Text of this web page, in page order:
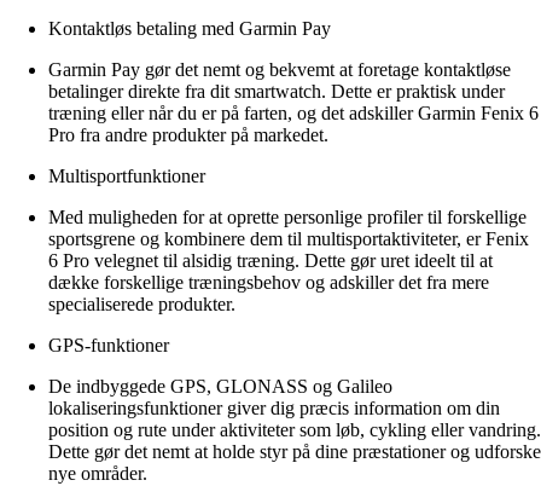
Kontaktløs betaling med Garmin Pay
Garmin Pay gør det nemt og bekvemt at foretage kontaktløse
betalinger direkte fra dit smartwatch. Dette er praktisk under
træning eller når du er på farten, og det adskiller Garmin Fenix 6
Pro fra andre produkter på markedet.
Multisportfunktioner
Med muligheden for at oprette personlige profiler til forskellige
sportsgrene og kombinere dem til multisportaktiviteter, er Fenix
6 Pro velegnet til alsidig træning. Dette gør uret ideelt til at
dække forskellige træningsbehov og adskiller det fra mere
specialiserede produkter.
GPS-funktioner
De indbyggede GPS, GLONASS og Galileo
lokaliseringsfunktioner giver dig præcis information om din
position og rute under aktiviteter som løb, cykling eller vandring.
Dette gør det nemt at holde styr på dine præstationer og udforske
nye områder.